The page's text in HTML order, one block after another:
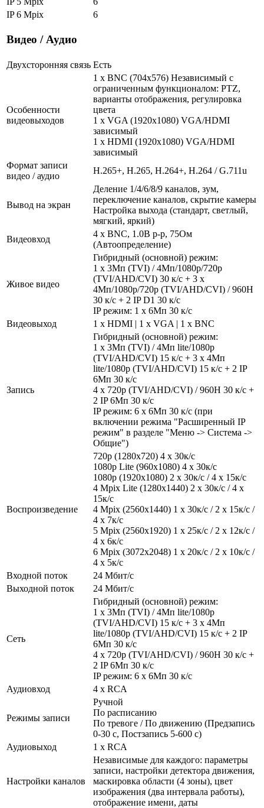
IP 6 Mpix
6
Видео / Аудио
Двухсторонняя связь Есть
Особенности
видеовыходов
1 x BNC (704x576) Независимый с
ограниченным функционалом: PTZ,
варианты отображения, регулировка
цвета
1 x VGA (1920x1080) VGA/HDMI
зависимый
1 x HDMI (1920x1080) VGA/HDMI
зависимый
Формат записи
видео / аудио
H.265+, H.265, H.264+, H.264 / G.711u
Вывод на экран
Деление 1/4/6/8/9 каналов, зум,
переключение каналов, скрытие камеры
Настройка выхода (стандарт, светлый,
мягкий, яркий)
Видеовход
4 x BNC, 1.0В p-p, 75Ом
(Автоопределение)
Живое видео
Гибридный (основной) режим:
1 x 3Мп (TVI) / 4Мп/1080р/720p
(TVI/AHD/CVI) 30 к/с + 3 х
4Мп/1080р/720p (TVI/AHD/CVI) / 960H
30 к/с + 2 IP D1 30 к/с
IP режим: 1 х 6Мп 30 к/с
Видеовыход
1 x HDMI | 1 x VGA | 1 x BNC
Запись
Гибридный (основной) режим:
1 x 3Мп (TVI) / 4Мп lite/1080р
(TVI/AHD/CVI) 15 к/с + 3 x 4Мп
lite/1080р (TVI/AHD/CVI) 15 к/с + 2 IP
6Мп 30 к/с
4 х 720р (TVI/AHD/CVI) / 960H 30 к/с +
2 IP 6Мп 30 к/с
IP режим: 6 х 6Мп 30 к/с (при
включении режима "Расширенный IP
режим" в разделе "Меню -> Система ->
Общие")
Воспроизведение
720p (1280х720) 4 x 30к/с
1080p Lite (960х1080) 4 x 30к/с
1080р (1920x1080) 2 x 30к/с / 4 x 15к/с
4 Mpix Lite (1280x1440) 2 x 30к/с / 4 x
15к/с
4 Mpix (2560x1440) 1 x 30к/с / 2 x 15к/с /
4 x 7к/с
5 Mpix (2560x1920) 1 x 25к/с / 2 x 12к/с /
4 x 6к/с
6 Mpix (3072x2048) 1 x 20к/с / 2 x 10к/с /
4 x 5к/с
Входной поток
24 Мбит/с
Выходной поток
24 Мбит/с
Сеть
Гибридный (основной) режим:
1 x 3Мп (TVI) / 4Мп lite/1080р
(TVI/AHD/CVI) 15 к/с + 3 x 4Мп
lite/1080р (TVI/AHD/CVI) 15 к/с + 2 IP
6Мп 30 к/с
4 х 720р (TVI/AHD/CVI) / 960H 30 к/с +
2 IP 6Мп 30 к/с
IP режим: 6 х 6Мп 30 к/с
Аудиовход
4 x RCA
Режимы записи
Ручной
По расписанию
По тревоге / По движению (Предзапись
0-30 с, Постзапись 5-600 с)
Аудиовыход
1 x RCA
Настройки каналов
Независимые для каждого: параметры
записи, настройки детектора движения,
маскировка области (4 зоны), цвет
изображения (два интервала работы),
отображение имени, даты